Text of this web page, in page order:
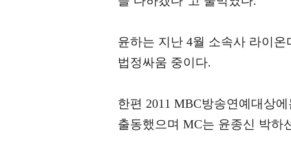
윤하는 지난 4월 소속사 라이
법정싸움 중이다.
한편 2011 MBC방송연예대상
출동했으며 MC는 윤종신 박하